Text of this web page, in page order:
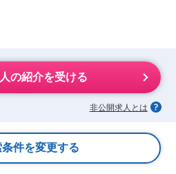
の紹介を受ける
非公開求人とは
件を変更する